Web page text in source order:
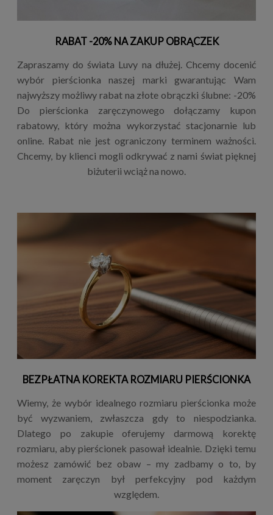
RABAT -20% NA ZAKUP OBRĄCZEK
Zapraszamy do świata Luvy na dłużej. Chcemy docenić
wybór pierścionka naszej marki gwarantując Wam
najwyższy możliwy rabat na złote obrączki ślubne: -20%
Do pierścionka zaręczynowego dołączamy kupon
rabatowy, który można wykorzystać stacjonarnie lub
online. Rabat nie jest ograniczony terminem ważności.
Chcemy, by klienci mogli odkrywać z nami świat pięknej
biżuterii wciąż na nowo.
BEZPŁATNA KOREKTA ROZMIARU PIERŚCIONKA
Wiemy, że wybór idealnego rozmiaru pierścionka może
być wyzwaniem, zwłaszcza gdy to niespodzianka.
Dlatego po zakupie oferujemy darmową korektę
rozmiaru, aby pierścionek pasował idealnie. Dzięki temu
możesz zamówić bez obaw – my zadbamy o to, by
moment zaręczyn był perfekcyjny pod każdym
względem.